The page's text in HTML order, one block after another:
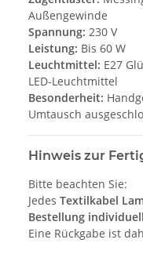
Außengewinde
Spannung: 230 V
Leistung: Bis 60 W
Leuchtmittel: E27
LED-Leuchtmittel
Besonderheit:
Umtausch
Hinweis zur
Bitte beachten Sie:
Jedes Textilkabel
Bestellung
Eine Rückgabe ist